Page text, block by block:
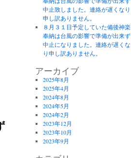
中止致しました。連絡が遅くなり
申し訳ありません。
８月３１日予定していた備後神楽
奉納は台風の影響で準備が出来ず
中止になりました。連絡が遅くな
り申し訳ありません。
アーカイブ
2025年8月
2025年4月
2024年8月
2024年5月
2024年2月
2023年12月
2023年10月
2023年9月